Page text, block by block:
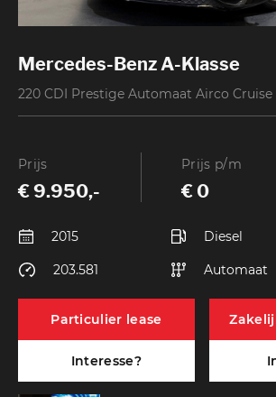
Mercedes-Benz A-Klasse
220 CDI Prestige Automaat Airco
Prijs
€ 9.950,-
Prijs p/m
€ 0
2015 Diesel
203.581 Automaat
Particulier lease
Interesse?